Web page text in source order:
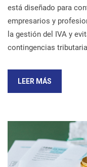
está diseñado para
empresarios y
la gestión del IVA y
contingencias
LEER MÁS